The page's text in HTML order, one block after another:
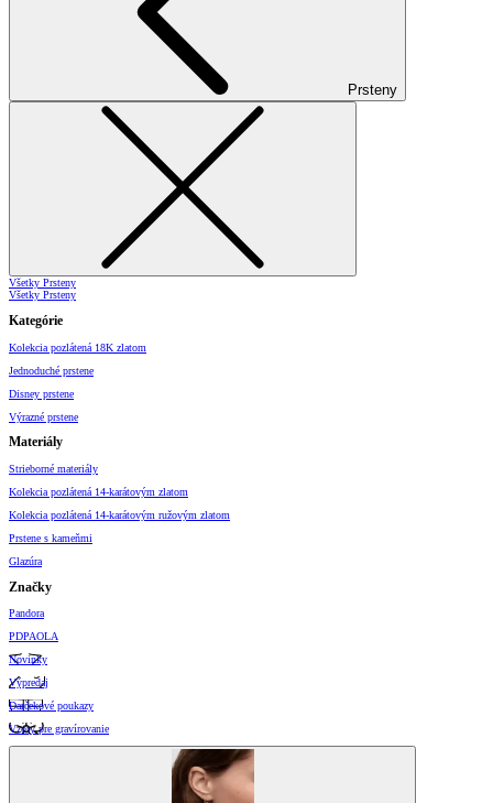
Prsteny
Všetky Prsteny
Všetky Prsteny
Kategórie
Kolekcia pozlátená 18K zlatom
Jednoduché prstene
Disney prstene
Výrazné prstene
Materiály
Strieborné materiály
Kolekcia pozlátená 14-karátovým zlatom
Kolekcia pozlátená 14-karátovým ružovým zlatom
Prstene s kameňmi
Glazúra
Značky
Pandora
PDPAOLA
Novinky
Výpredaj
Darčekové poukazy
Vzory pre gravírovanie